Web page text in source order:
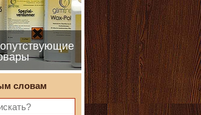
словам